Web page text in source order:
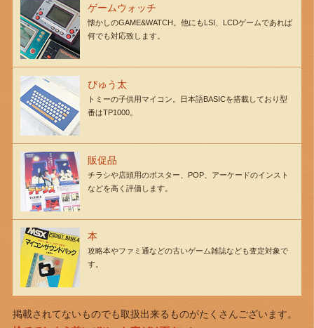
ゲームウォッチ
懐かしのGAME&WATCH。他にもLSI、LCDゲームであれば
何でも対応致します。
ぴゅう太
トミーの子供用マイコン。日本語BASICを搭載しており型
番はTP1000。
販促品
チラシや店頭用のポスター、POP、アーケードのインスト
などを高く評価します。
本
攻略本やファミ通などの古いゲーム雑誌なども査定対象で
す。
掲載されてないものでも取扱出来るものがたくさんございます。